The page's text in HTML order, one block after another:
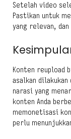
Setelah video
Pastikan untuk
yang relevan,
Konten reupload
asalkan
narasi yang
konten Anda
memonetisasi
perlu